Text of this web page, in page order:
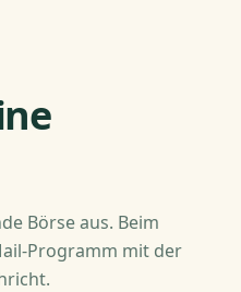
Börse aus. Beim
Programm mit der